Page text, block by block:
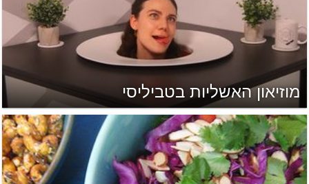
מוזיאון האשליות בטביליסי